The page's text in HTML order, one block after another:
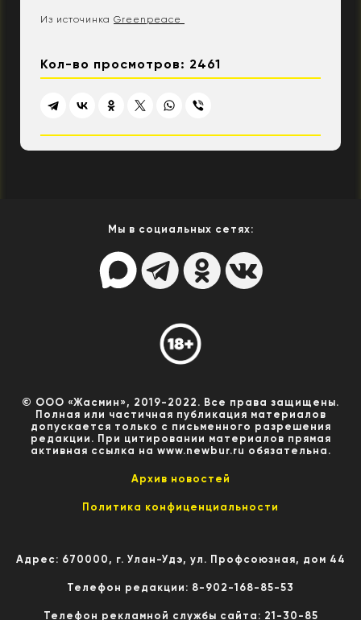
Из источинка Greenpeace
Кол-во просмотров: 2461
Мы в социальных сетях:
© ООО «Жасмин», 2019-2022. Все права защищены.
Полная или частичная публикация материалов
допускается только с письменного разрешения
редакции. При цитировании материалов прямая
активная ссылка на www.newbur.ru обязательна.
Архив новостей
Политика конфиценциальности
Адрес: 670000, г. Улан-Удэ, ул. Профсоюзная, дом 44
Телефон редакции: 8-902-168-85-53
Телефон рекламной службы сайта: 21-30-85